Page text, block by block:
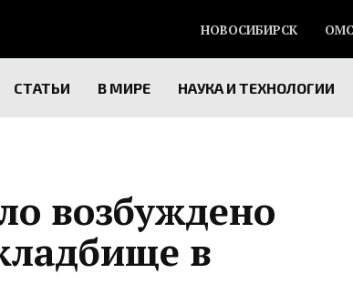
НОВОСИБИРСК
СТАТЬИ В МИРЕ НАУКА И ТЕХНОЛОГИИ
возбуждено
в